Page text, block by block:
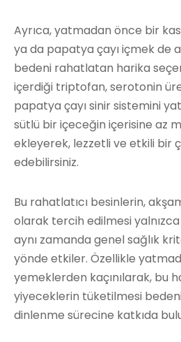
Ayrıca, yatmadan önce bir
ya da papatya çayı içmek de
bedeni rahatlatan harika
içerdiği triptofan, serotonin
papatya çayı sinir sistemini
sütlü bir içeceğin içerisine az
ekleyerek, lezzetli ve etkili bir
edebilirsiniz.
Bu rahatlatıcı besinlerin,
olarak tercih edilmesi
aynı zamanda genel sağlık
yönde etkiler. Özellikle
yemeklerden kaçınılarak, bu
yiyeceklerin tüketilmesi
dinlenme sürecine katkıda